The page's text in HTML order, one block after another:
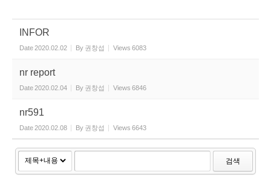
INFOR
Date2020.02.02 By 권창섭 Views 6083
nr report
Date2020.02.04 By 권창섭 Views 6846
nr591
Date2020.02.08 By 권창섭 Views 6643
검색